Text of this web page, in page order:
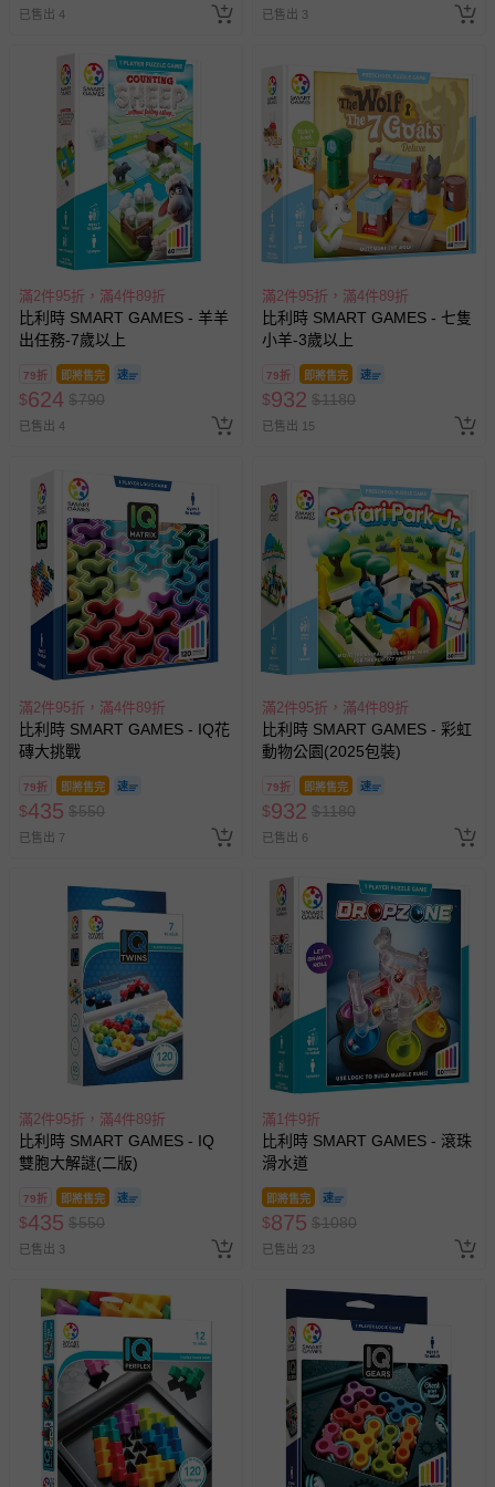
已售出 4 已售出 3
滿2件95折，滿4件89折
比利時 SMART GAMES - 羊羊
出任務-7歲以上
79折 即將售完
$624 $790
已售出 4
滿2件95折，滿4件89折
比利時 SMART GAMES - 七隻
小羊-3歲以上
79折 即將售完
$932 $1180
已售出 15
滿2件95折，滿4件89折
比利時 SMART GAMES - IQ花
磚大挑戰
79折 即將售完
$435 $550
已售出 7
滿2件95折，滿4件89折
比利時 SMART GAMES - 彩虹
動物公園(2025包裝)
79折 即將售完
$932 $1180
已售出 6
滿2件95折，滿4件89折
比利時 SMART GAMES - IQ
雙胞大解謎(二版)
79折 即將售完
$435 $550
已售出 3
滿1件9折
比利時 SMART GAMES - 滾珠
滑水道
即將售完
$875 $1080
已售出 23